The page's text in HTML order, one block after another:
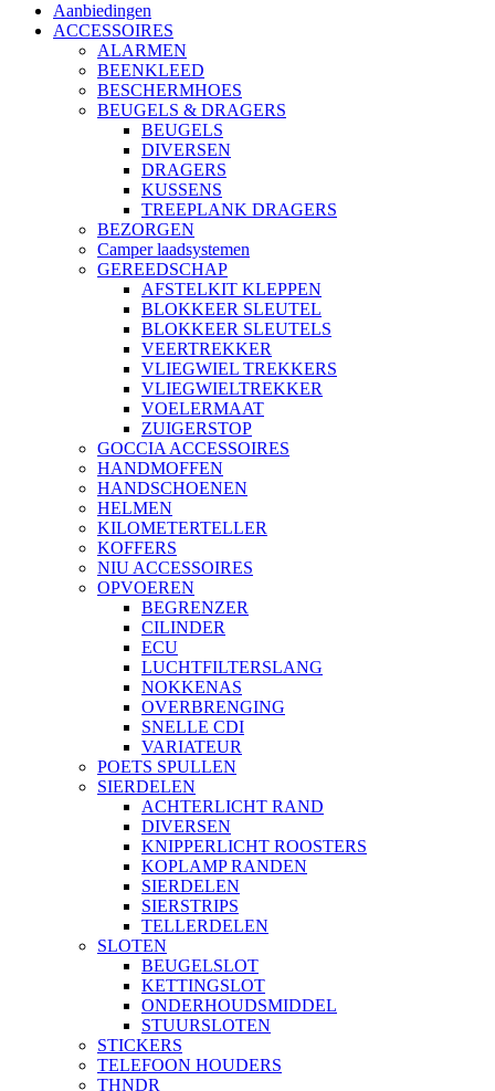
Aanbiedingen
ACCESSOIRES
ALARMEN
BEENKLEED
BESCHERMHOES
BEUGELS & DRAGERS
BEUGELS
DIVERSEN
DRAGERS
KUSSENS
TREEPLANK DRAGERS
BEZORGEN
Camper laadsystemen
GEREEDSCHAP
AFSTELKIT KLEPPEN
BLOKKEER SLEUTEL
BLOKKEER SLEUTELS
VEERTREKKER
VLIEGWIEL TREKKERS
VLIEGWIELTREKKER
VOELERMAAT
ZUIGERSTOP
GOCCIA ACCESSOIRES
HANDMOFFEN
HANDSCHOENEN
HELMEN
KILOMETERTELLER
KOFFERS
NIU ACCESSOIRES
OPVOEREN
BEGRENZER
CILINDER
ECU
LUCHTFILTERSLANG
NOKKENAS
OVERBRENGING
SNELLE CDI
VARIATEUR
POETS SPULLEN
SIERDELEN
ACHTERLICHT RAND
DIVERSEN
KNIPPERLICHT ROOSTERS
KOPLAMP RANDEN
SIERDELEN
SIERSTRIPS
TELLERDELEN
SLOTEN
BEUGELSLOT
KETTINGSLOT
ONDERHOUDSMIDDEL
STUURSLOTEN
STICKERS
TELEFOON HOUDERS
THNDR